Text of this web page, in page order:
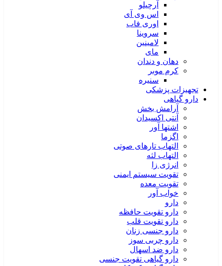
آرچیلو
اس وی آی
اوری فاب
سروینا
لامینین
مای
دهان و دندان
کرم موبر
سنیره
تجهیزات پزشکی
دارو گیاهی
آرامش بخش
آنتی اکسیدان
اشتها آور
اگزما
التهاب تارهای صوتی
التهاب لثه
انرژی زا
تقویت سیستم ایمنی
تقویت معده
خواب آور
دارو
دارو تقویت حافظه
دارو تقویت قلب
دارو جنسی زنان
دارو چربی سوز
دارو ضد اسهال
دارو گیاهی تقویت جنسی